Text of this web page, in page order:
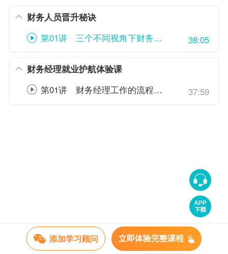
财务人员晋升秘诀
38:05
第01讲 三个不同视角下财务人员的晋升路径
财务经理就业护航体验课
37:59
第01讲 财务经理工作的流程设计与安排
添加学习顾问 立即体验完整课程